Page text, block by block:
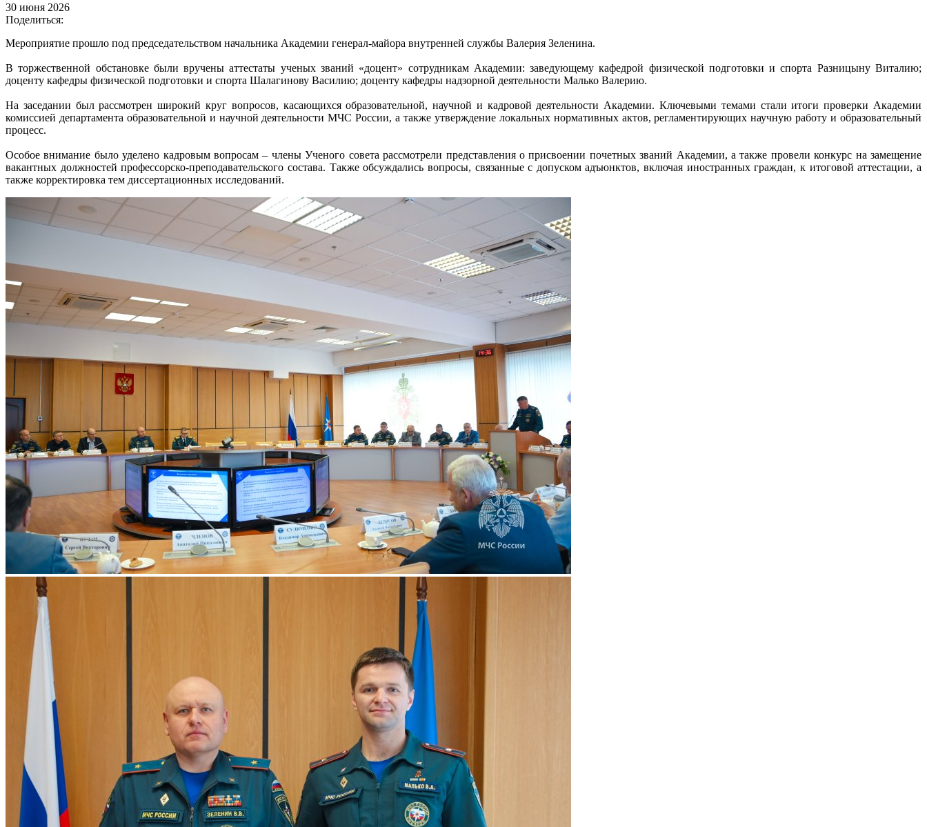
30 июня 2026
Поделиться:
Мероприятие прошло под председательством начальника Академии генерал-майора внутренней службы Валерия Зеленина.
В торжественной обстановке были вручены аттестаты ученых званий «доцент» сотрудникам Академии: заведующему кафедрой физической подготовки и спорта Разницыну Виталию;
доценту кафедры физической подготовки и спорта Шалагинову Василию; доценту кафедры надзорной деятельности Малько Валерию.
На заседании был рассмотрен широкий круг вопросов, касающихся образовательной, научной и кадровой деятельности Академии. Ключевыми темами стали итоги проверки Академии
комиссией департамента образовательной и научной деятельности МЧС России, а также утверждение локальных нормативных актов, регламентирующих научную работу и образовательный
процесс.
Особое внимание было уделено кадровым вопросам – члены Ученого совета рассмотрели представления о присвоении почетных званий Академии, а также провели конкурс на замещение
вакантных должностей профессорско-преподавательского состава. Также обсуждались вопросы, связанные с допуском адъюнктов, включая иностранных граждан, к итоговой аттестации, а
также корректировка тем диссертационных исследований.